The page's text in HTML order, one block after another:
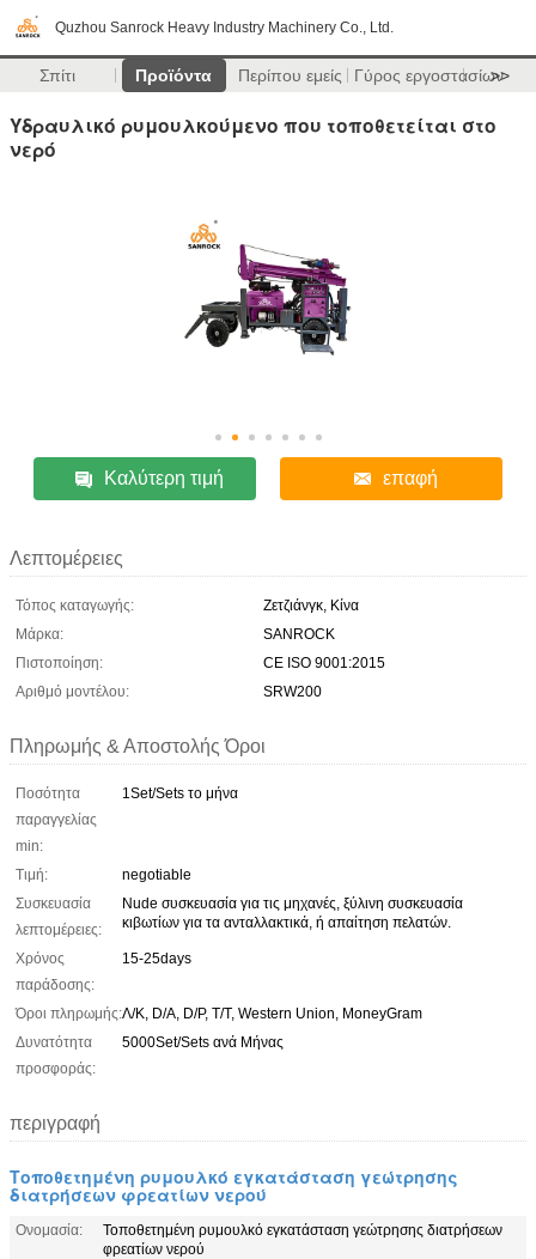
Quzhou Sanrock Heavy Industry Machinery Co., Ltd.
Σπίτι Προϊόντα Περίπου εμείς Γύρος εργοστασίων
>>
Υδραυλικό ρυμουλκούμενο που τοποθετείται στο
νερό
Καλύτερη τιμή επαφή
Λεπτομέρειες
Τόπος καταγωγής:
Ζετζιάνγκ, Κίνα
Μάρκα:
SANROCK
Πιστοποίηση:
CE ISO 9001:2015
Αριθμό μοντέλου:
SRW200
Πληρωμής & Αποστολής Όροι
Ποσότητα
παραγγελίας
min:
1Set/Sets το μήνα
Τιμή:
negotiable
Συσκευασία
λεπτομέρειες:
Nude συσκευασία για τις μηχανές, ξύλινη συσκευασία
κιβωτίων για τα ανταλλακτικά, ή απαίτηση πελατών.
Χρόνος
παράδοσης:
15-25days
Όροι πληρωμής:Λ/Κ, D/A, D/P, T/T, Western Union, MoneyGram
Δυνατότητα
προσφοράς:
5000Set/Sets ανά Μήνας
περιγραφή
Τοποθετημένη ρυμουλκό εγκατάσταση γεώτρησης
διατρήσεων φρεατίων νερού
Ονομασία:
Τοποθετημένη ρυμουλκό εγκατάσταση γεώτρησης διατρήσεων
φρεατίων νερού